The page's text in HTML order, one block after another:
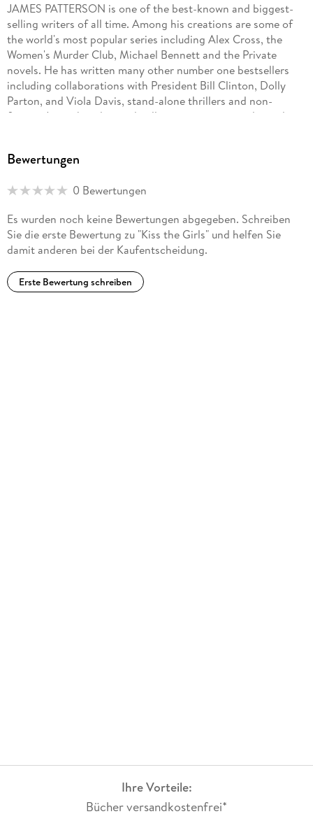
JAMES PATTERSON is one of the best-known and biggest-
selling writers of all time. Among his creations are some of
the world's most popular series including Alex Cross, the
Women's Murder Club, Michael Bennett and the Private
novels. He has written many other number one bestsellers
including collaborations with President Bill Clinton, Dolly
Parton, and Viola Davis, stand-alone thrillers and non-
fiction. James has donated millions in grants to independent
Florida with his family.
Bewertungen
0 Bewertungen
Es wurden noch keine Bewertungen abgegeben. Schreiben
Sie die erste Bewertung zu "Kiss the Girls" und helfen Sie
damit anderen bei der Kaufentscheidung.
Erste Bewertung schreiben
Ihre Vorteile:
Bücher versandkostenfrei*